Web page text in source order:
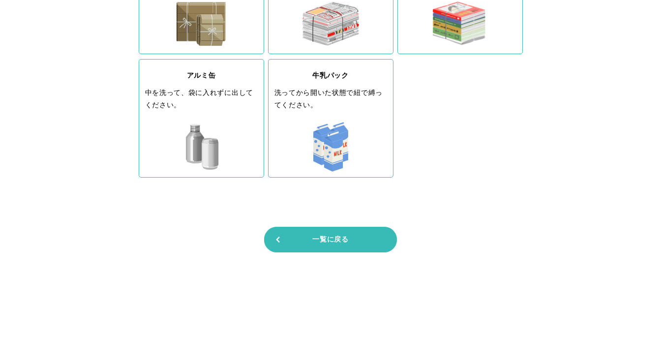
アルミ缶
中を洗って、袋に入れずに出して
ください。
牛乳パック
洗ってから開いた状態で紐で縛っ
てください。
一覧に戻る